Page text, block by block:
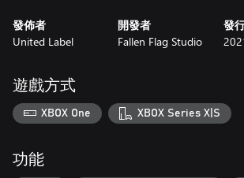
《Eldest Souls》專注在最困難且最刺激的戰鬥
個古神都會帶來全新而獨特的挑戰來讓玩家克
遠古帝國：
你在探索迷宮通道並搜尋古神時，你將碰上有趣
印背後的真相……
發佈者
United Label
開發者
Fallen Flag Studio
發
遊戲方式
XBOX One XBOX Series X|S
功能